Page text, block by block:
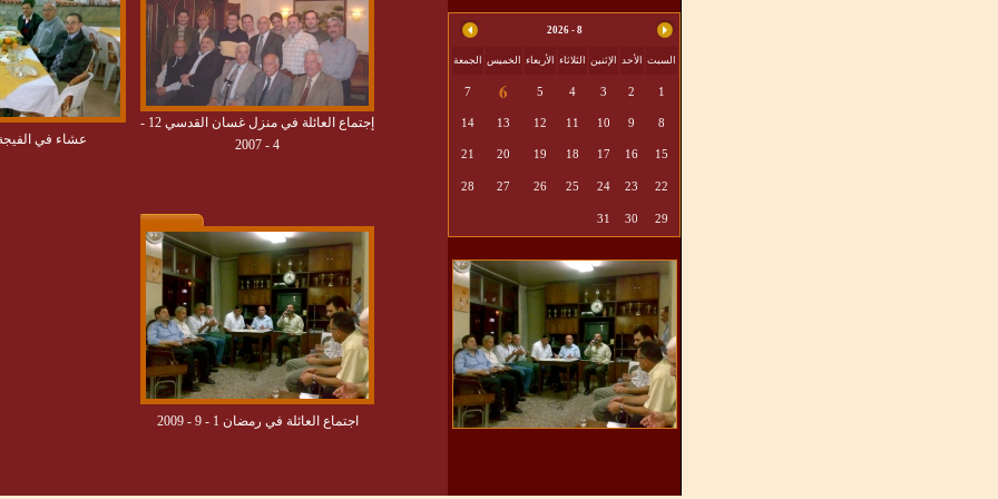
إجتماع العائلة في منزل غسان القدسي 12 -
4 - 2007
عشاء في الفيجة 3 - 5 -
اجتماع العائلة في رمضان 1 - 9 - 2009
8 - 2026
السبت الأحد الإثنين الثلاثاء الأربعاء الخميس الجمعة
1
2
3
4
5
6
7
8
9
10
11
12
13
14
15
16
17
18
19
20
21
22
23
24
25
26
27
28
29
30
31